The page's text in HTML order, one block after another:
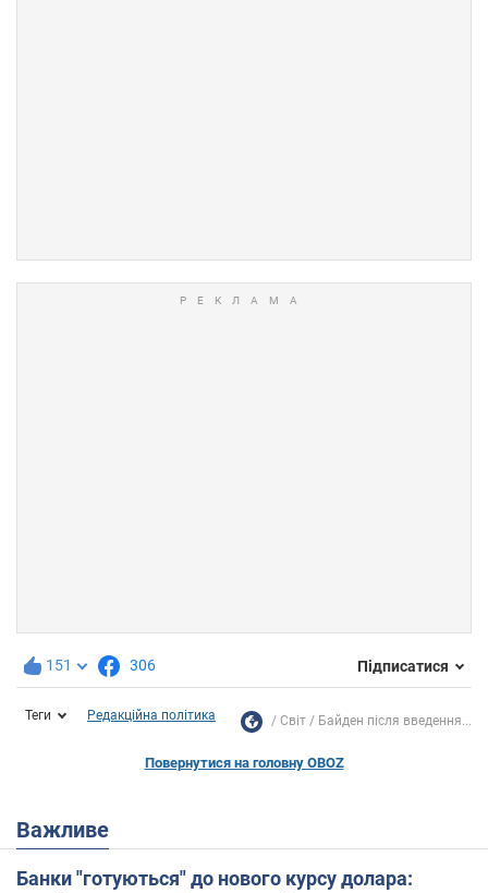
151 306 Підписатися
Теги Редакційна політика Світ Байден після введення...
Повернутися на головну OBOZ
Важливе
Банки "готуються" до нового курсу долара: